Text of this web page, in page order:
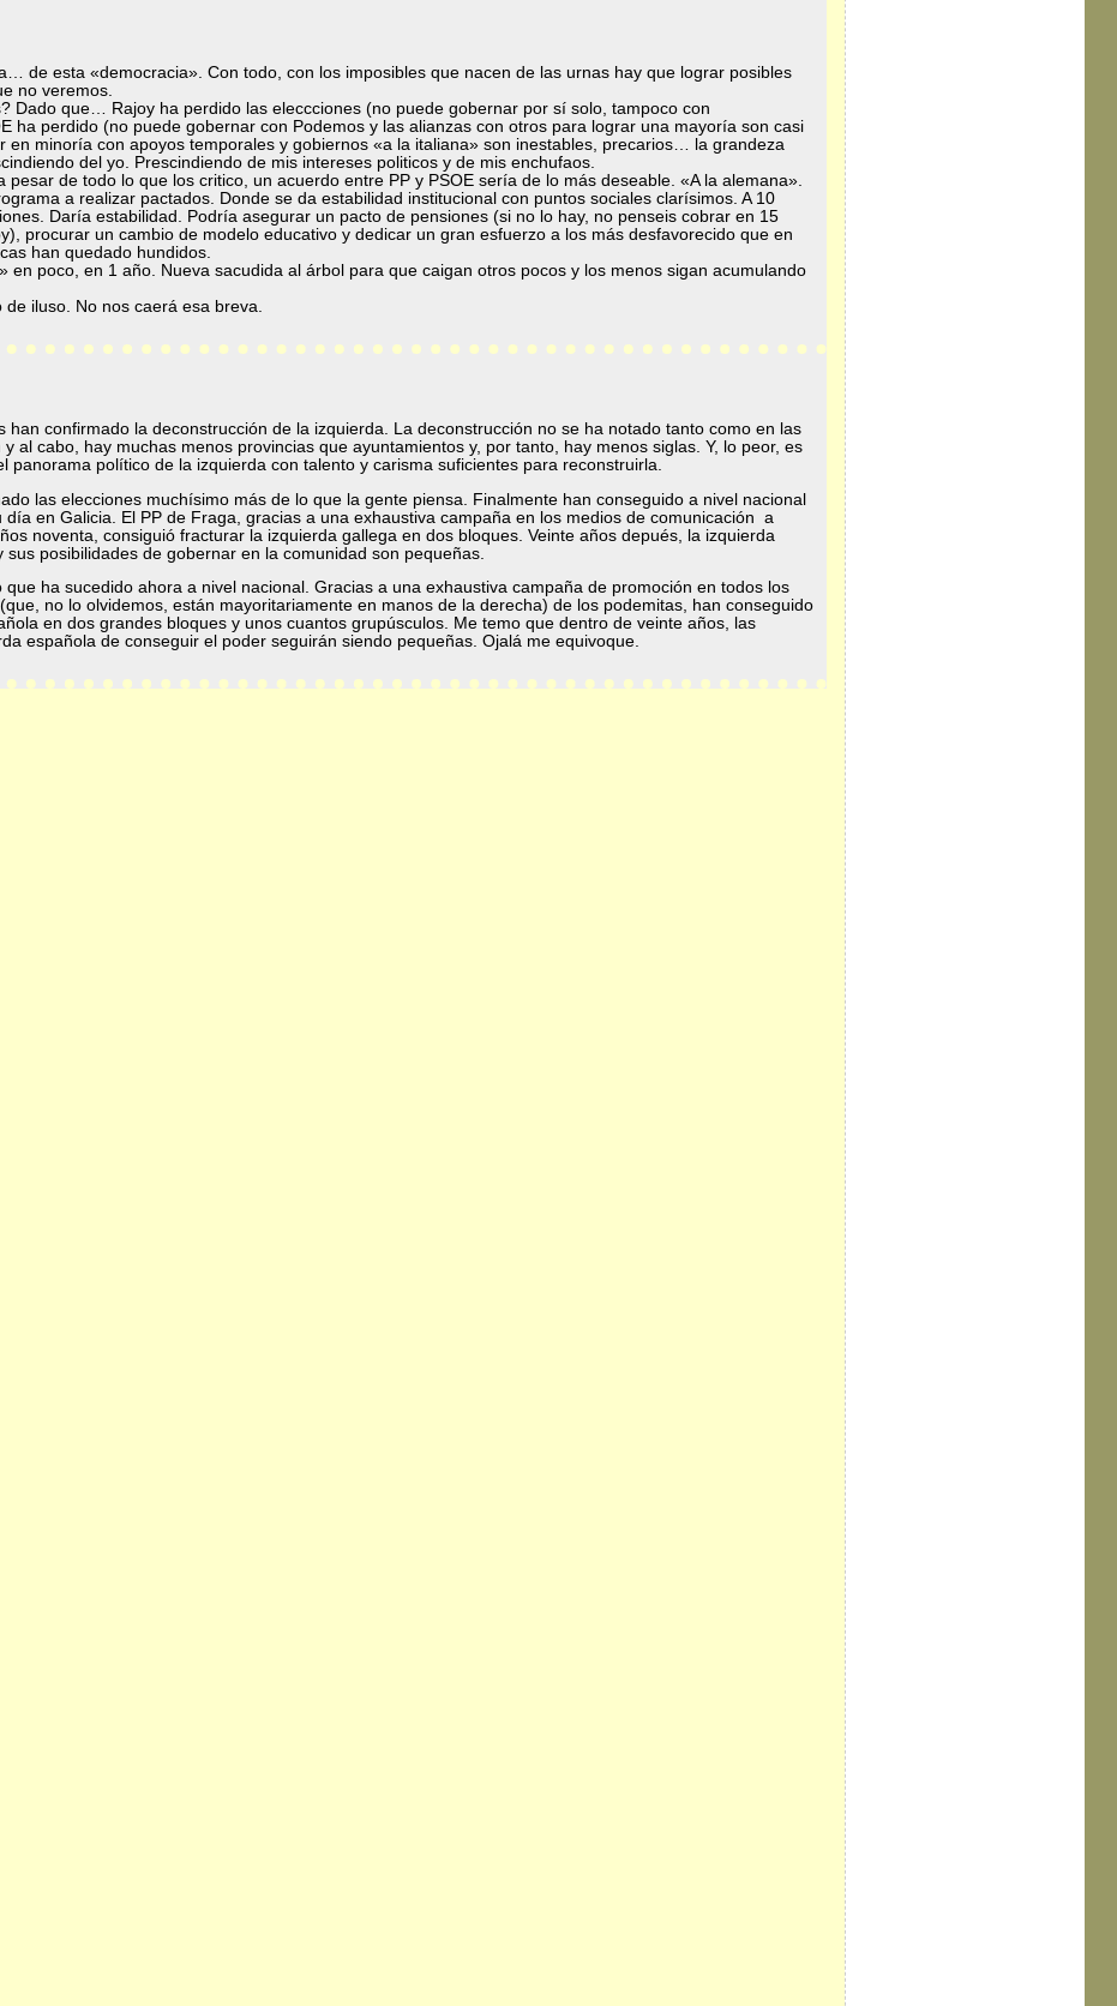
de esta «democracia». Con todo, con los imposibles que nacen de las urnas hay que lograr posibles
no veremos.
Dado que… Rajoy ha perdido las eleccciones (no puede gobernar por sí solo, tampoco con
ha perdido (no puede gobernar con Podemos y las alianzas con otros para lograr una mayoría son casi
en minoría con apoyos temporales y gobiernos «a la italiana» son inestables, precarios… la grandeza
del yo. Prescindiendo de mis intereses politicos y de mis enchufaos.
pesar de todo lo que los critico, un acuerdo entre PP y PSOE sería de lo más deseable. «A la alemana».
a realizar pactados. Donde se da estabilidad institucional con puntos sociales clarísimos. A 10
Daría estabilidad. Podría asegurar un pacto de pensiones (si no lo hay, no penseis cobrar en 15
procurar un cambio de modelo educativo y dedicar un gran esfuerzo a los más desfavorecido que en
han quedado hundidos.
en poco, en 1 año. Nueva sacudida al árbol para que caigan otros pocos y los menos sigan acumulando
iluso. No nos caerá esa breva.
han confirmado la deconstrucción de la izquierda. La deconstrucción no se ha notado tanto como en las
al cabo, hay muchas menos provincias que ayuntamientos y, por tanto, hay menos siglas. Y, lo peor, es
panorama político de la izquierda con talento y carisma suficientes para reconstruirla.
las elecciones muchísimo más de lo que la gente piensa. Finalmente han conseguido a nivel nacional
día en Galicia. El PP de Fraga, gracias a una exhaustiva campaña en los medios de comunicación a
noventa, consiguió fracturar la izquierda gallega en dos bloques. Veinte años depués, la izquierda
posibilidades de gobernar en la comunidad son pequeñas.
que ha sucedido ahora a nivel nacional. Gracias a una exhaustiva campaña de promoción en todos los
no lo olvidemos, están mayoritariamente en manos de la derecha) de los podemitas, han conseguido
en dos grandes bloques y unos cuantos grupúsculos. Me temo que dentro de veinte años, las
española de conseguir el poder seguirán siendo pequeñas. Ojalá me equivoque.